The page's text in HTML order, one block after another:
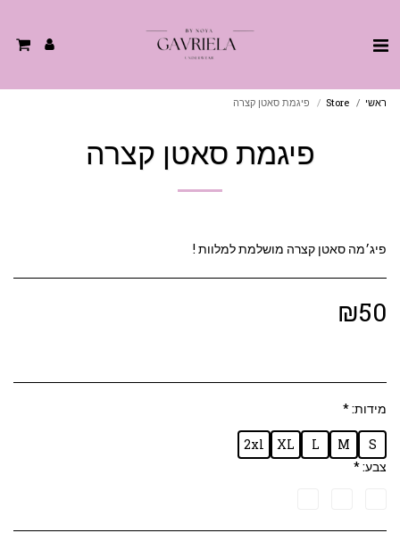
ראשי Store פיגמת סאטן קצרה
פיגמת סאטן קצרה
פיג׳מה סאטן קצרה מושלמת למלוות !
₪50
מידות:*
S
M
L
XL
2xl
צבע:*